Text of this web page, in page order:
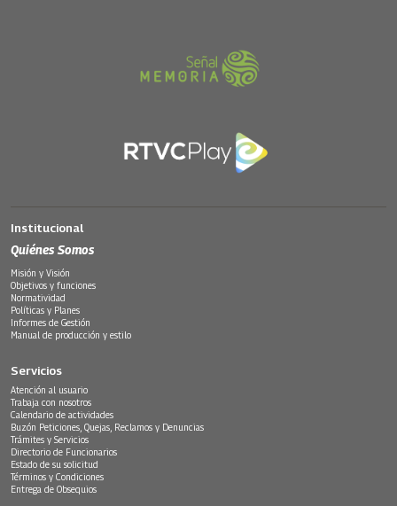
Institucional
Quiénes Somos
Misión y Visión
Objetivos y funciones
Normatividad
Políticas y Planes
Informes de Gestión
Manual de producción y estilo
Servicios
Atención al usuario
Trabaja con nosotros
Calendario de actividades
Buzón Peticiones, Quejas, Reclamos y Denuncias
Trámites y Servicios
Directorio de Funcionarios
Estado de su solicitud
Términos y Condiciones
Entrega de Obsequios